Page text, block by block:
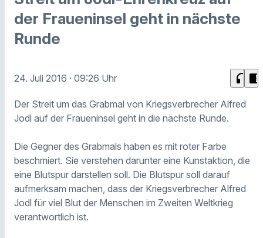
der Fraueninsel geht in nächste
Runde
24. Juli 2016 · 09:26 Uhr headphones chrome_reader_mode
Der Streit um das Grabmal von Kriegsverbrecher Alfred
Jodl auf der Fraueninsel geht in die nächste Runde.
Die Gegner des Grabmals haben es mit roter Farbe
beschmiert. Sie verstehen darunter eine Kunstaktion, die
eine Blutspur darstellen soll. Die Blutspur soll darauf
aufmerksam machen, dass der Kriegsverbrecher Alfred
Jodl für viel Blut der Menschen im Zweiten Weltkrieg
verantwortlich ist.